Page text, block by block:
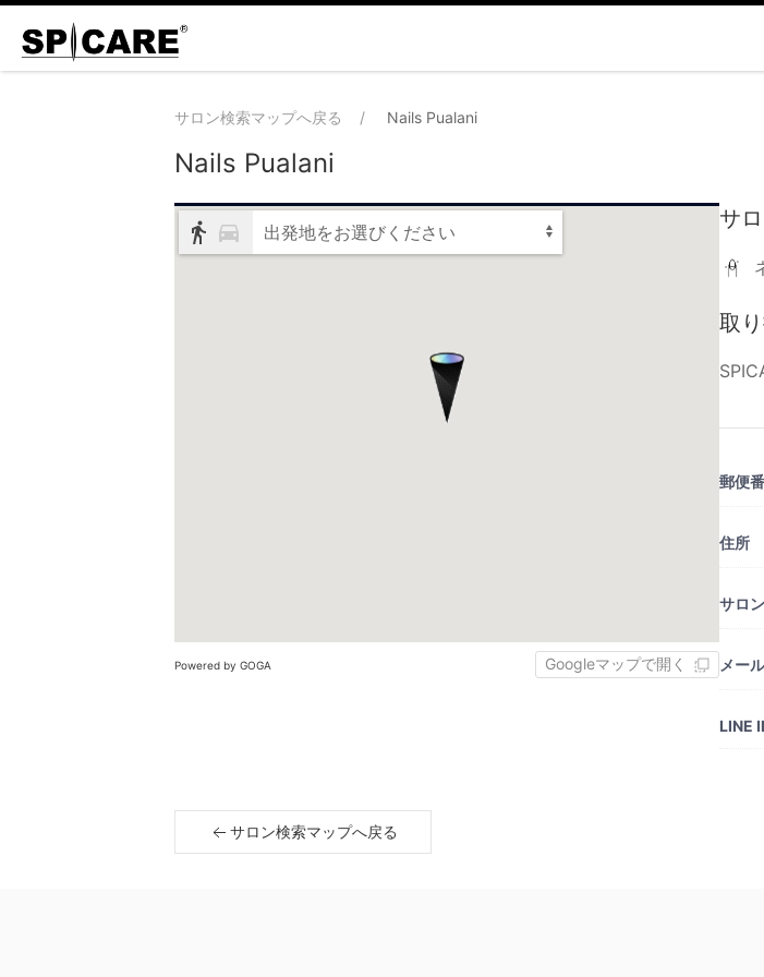
サロン検索マップへ戻る Nails Pualani
Nails Pualani
出発地をお選びください
Powered by GOGA Googleマップで開く
サ
取
郵便
住所
サロ
メー
LINE
サロン検索マップへ戻る